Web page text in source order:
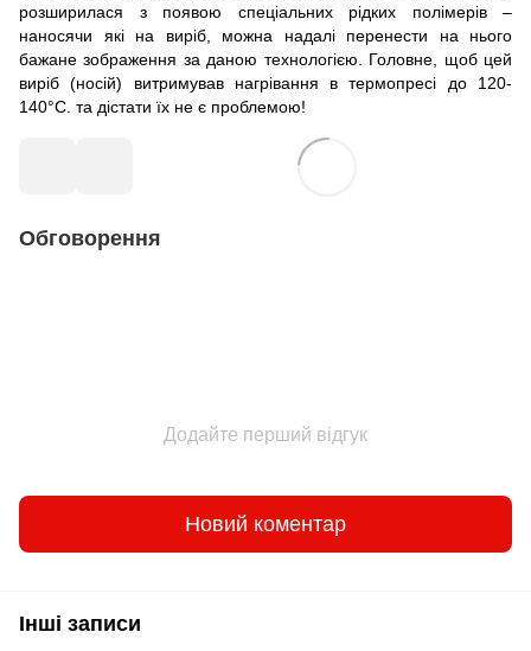
розширилася з появою спеціальних рідких полімерів –
наносячи які на виріб, можна надалі перенести на нього
бажане зображення за даною технологією. Головне, щоб цей
виріб (носій) витримував нагрівання в термопресі до 120-
140°С. та дістати їх не є проблемою!
Обговорення
Додайте перший відгук
Новий коментар
Інші записи